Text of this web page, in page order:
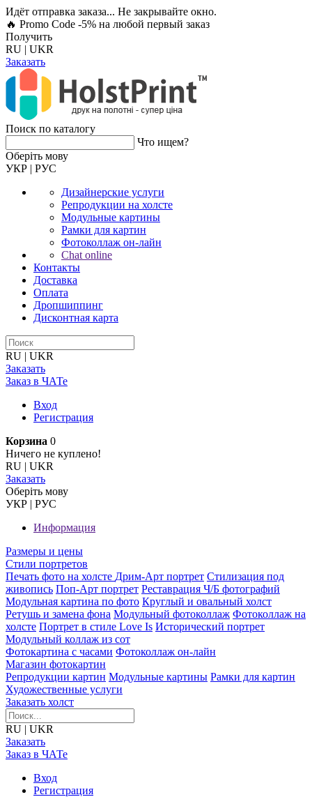
Идёт отправка заказа... Не закрывайте окно.
🔥 Promo Code -5% на любой первый заказ
Получить
RU | UKR
Заказать
Поиск по каталогу
Что ищем?
Оберiть мову
УКР | РУС
Дизайнерские услуги
Репродукции на холсте
Модульные картины
Рамки для картин
Фотоколлаж он-лайн
Chat online
Контакты
Доставка
Оплата
Дропшиппинг
Дисконтная карта
RU | UKR
Заказать
Заказ в ЧАТе
Вход
Регистрация
Корзина 0
Ничего не куплено!
RU | UKR
Заказать
Оберiть мову
УКР | РУС
Информация
Размеры и цены
Стили портретов
Печать фото на холсте Дрим-Арт портрет Стилизация под
живопись Поп-Арт портрет Реставрация Ч/Б фотографий
Модульная картина по фото Круглый и овальный холст
Ретушь и замена фона Модульный фотоколлаж Фотоколлаж на
холсте Портрет в стиле Love Is Исторический портрет
Модульный коллаж из сот
Фотокартина с часами Фотоколлаж он-лайн
Магазин фотокартин
Репродукции картин Модульные картины Рамки для картин
Художественные услуги
Заказать холст
RU | UKR
Заказать
Заказ в ЧАТе
Вход
Регистрация